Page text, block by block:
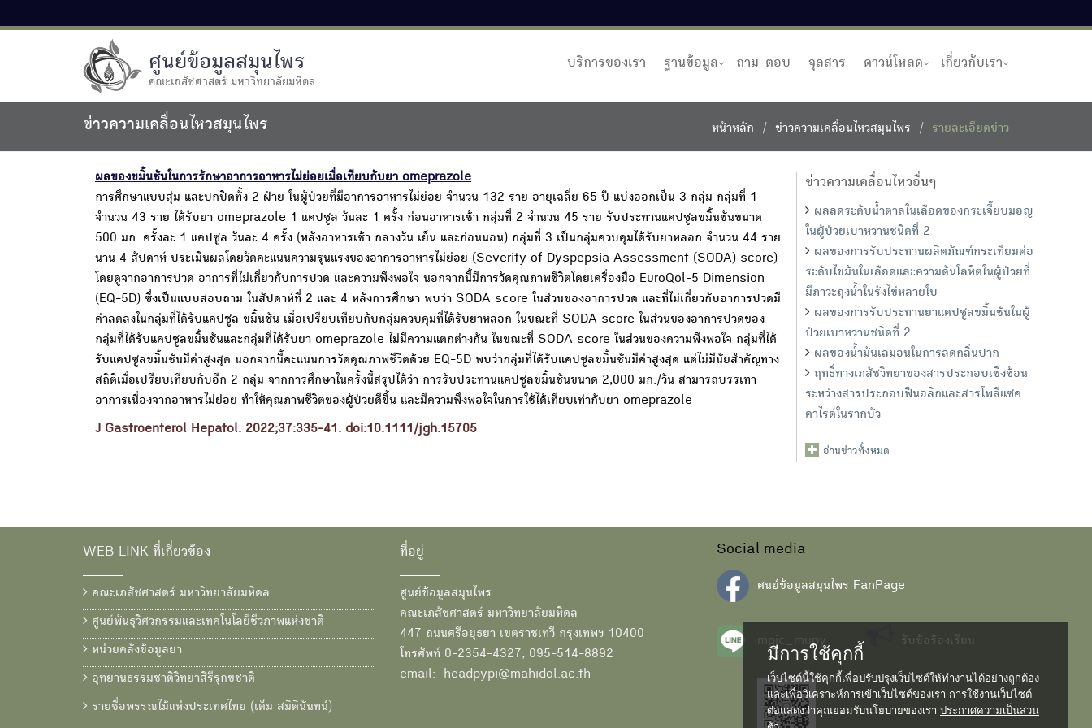
ศูนย์ข้อมูลสมุนไพร
คณะเภสัชศาสตร์ มหาวิทยาลัยมหิดล
บริการของเรา ฐานข้อมูล ถาม-ตอบ จุลสาร ดาวน์โหลด เกี่ยวกับเรา
ข่าวความเคลื่อนไหวสมุนไพร หน้าหลัก ข่าวความเคลื่อนไหวสมุนไพร รายละเอียดข่าว
ผลของขมิ้นชันในการรักษาอาการอาหารไม่ย่อยเมื่อเทียบกับยา omeprazole
การศึกษาแบบสุ่ม และปกปิดทั้ง 2 ฝ่าย ในผู้ป่วยที่มีอาการอาหารไม่ย่อย จำนวน 132 ราย อายุเฉลี่ย 65 ปี แบ่งออกเป็น 3 กลุ่ม กลุ่มที่ 1
จำนวน 43 ราย ได้รับยา omeprazole 1 แคปซูล วันละ 1 ครั้ง ก่อนอาหารเช้า กลุ่มที่ 2 จำนวน 45 ราย รับประทานแคปซูลขมิ้นชันขนาด
500 มก. ครั้งละ 1 แคปซูล วันละ 4 ครั้ง (หลังอาหารเช้า กลางวัน เย็น และก่อนนอน) กลุ่มที่ 3 เป็นกลุ่มควบคุมได้รับยาหลอก จำนวน 44 ราย
นาน 4 สัปดาห์ ประเมินผลโดยวัดคะแนนความรุนแรงของอาการอาหารไม่ย่อย (Severity of Dyspepsia Assessment (SODA) score)
โดยดูจากอาการปวด อาการที่ไม่เกี่ยวกับการปวด และความพึงพอใจ นอกจากนี้มีการวัดคุณภาพชีวิตโดยเครื่องมือ EuroQol-5 Dimension
(EQ-5D) ซึ่งเป็นแบบสอบถาม ในสัปดาห์ที่ 2 และ 4 หลังการศึกษา พบว่า SODA score ในส่วนของอาการปวด และที่ไม่เกี่ยวกับอาการปวดมี
ค่าลดลงในกลุ่มที่ได้รับแคปซูล ขมิ้นชัน เมื่อเปรียบเทียบกับกลุ่มควบคุมที่ได้รับยาหลอก ในขณะที่ SODA score ในส่วนของอาการปวดของ
กลุ่มที่ได้รับแคปซูลขมิ้นชันและกลุ่มที่ได้รับยา omeprazole ไม่มีความแตกต่างกัน ในขณะที่ SODA score ในส่วนของความพึงพอใจ กลุ่มที่ได้
รับแคปซูลขมิ้นชันมีค่าสูงสุด นอกจากนี้คะแนนการวัดคุณภาพชีวิตด้วย EQ-5D พบว่ากลุ่มที่ได้รับแคปซูลขมิ้นชันมีค่าสูงสุด แต่ไม่มีนัยสำคัญทาง
สถิติเมื่อเปรียบเทียบกับอีก 2 กลุ่ม จากการศึกษาในครั้งนี้สรุปได้ว่า การรับประทานแคปซูลขมิ้นชันขนาด 2,000 มก./วัน สามารถบรรเทา
อาการเนื่องจากอาหารไม่ย่อย ทำให้คุณภาพชีวิตของผู้ป่วยดีขึ้น และมีความพึงพอใจในการใช้ได้เทียบเท่ากับยา omeprazole
J Gastroenterol Hepatol. 2022;37:335-41. doi:10.1111/jgh.15705
ข่าวความเคลื่อนไหวอื่นๆ
ผลลดระดับน้ำตาลในเลือดของกระเจี๊ยบมอญ
ในผู้ป่วยเบาหวานชนิดที่ 2
ผลของการรับประทานผลิตภัณฑ์กระเทียมต่อ
ระดับไขมันในเลือดและความดันโลหิตในผู้ป่วยที่
มีภาวะถุงน้ำในรังไข่หลายใบ
ผลของการรับประทานยาแคปซูลขมิ้นชันในผู้
ป่วยเบาหวานชนิดที่ 2
ผลของน้ำมันเลมอนในการลดกลิ่นปาก
ฤทธิ์ทางเภสัชวิทยาของสารประกอบเชิงซ้อน
ระหว่างสารประกอบฟีนอลิกและสารโพลีแซค
คาไรด์ในรากบัว
อ่านข่าวทั้งหมด
WEB LINK ที่เกี่ยวข้อง
คณะเภสัชศาสตร์ มหาวิทยาลัยมหิดล
ศูนย์พันธุวิศวกรรมและเทคโนโลยีชีวภาพแห่งชาติ
หน่วยคลังข้อมูลยา
อุทยานธรรมชาติวิทยาสิรีรุกขชาติ
รายชื่อพรรณไม้แห่งประเทศไทย (เต็ม สมิตินันทน์)
ที่อยู่
ศูนย์ข้อมูลสมุนไพร
คณะเภสัชศาสตร์ มหาวิทยาลัยมหิดล
447 ถนนศรีอยุธยา เขตราชเทวี กรุงเทพฯ 10400
โทรศัพท์ 0-2354-4327, 095-514-8892
email: headpypi@mahidol.ac.th
Social media
ศนย์ข้อมูลสมุนไพร FanPage
mpic_mupy รับข้อร้องเรียน
มีการใช้คุกกี้
เว็บไซต์นี้ใช้คุกกี้เพื่อปรับปรุงเว็บไซต์ให้ทำงานได้อย่างถูกต้อง
และเพื่อวิเคราะห์การเข้าเว็บไซต์ของเรา การใช้งานเว็บไซต์
ต่อแสดงว่าคุณยอมรับนโยบายของเรา ประกาศความเป็นส่วน